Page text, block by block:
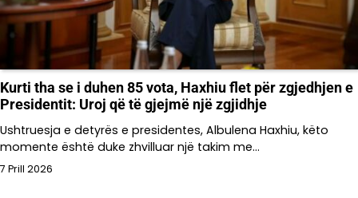
Kurti tha se i duhen 85 vota, Haxhiu flet për zgjedhjen e
Presidentit: Uroj që të gjejmë një zgjidhje
Ushtruesja e detyrës e presidentes, Albulena Haxhiu, këto
momente është duke zhvilluar një takim me…
7 Prill 2026